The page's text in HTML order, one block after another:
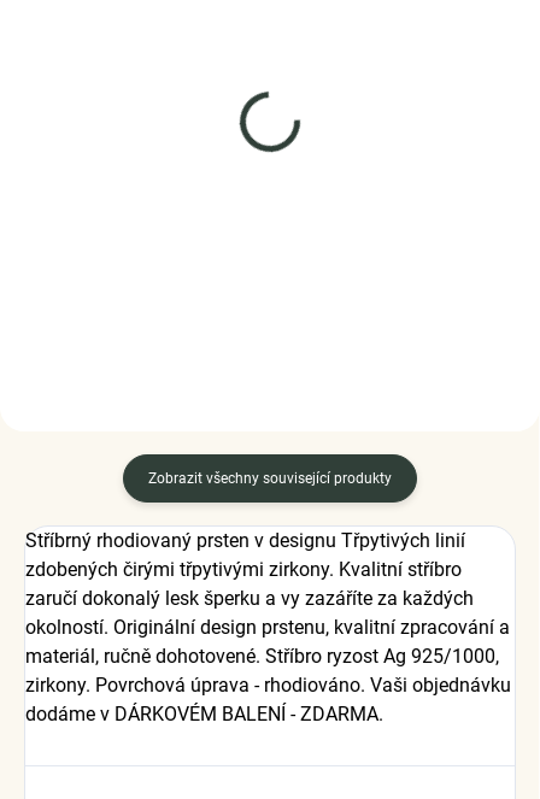
Elenys stříbrný náramek
Zobrazit všechny související produkty
Stříbrný rhodiovaný prsten v designu Třpytivých linií
zdobených čirými třpytivými zirkony. Kvalitní stříbro
zaručí dokonalý lesk šperku a vy zazáříte za každých
okolností. Originální design prstenu, kvalitní zpracování a
materiál, ručně dohotovené. Stříbro ryzost Ag 925/1000,
zirkony. Povrchová úprava - rhodiováno. Vaši objednávku
dodáme v DÁRKOVÉM BALENÍ - ZDARMA.